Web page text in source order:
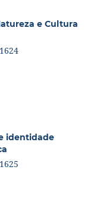
e Cultura
identidade